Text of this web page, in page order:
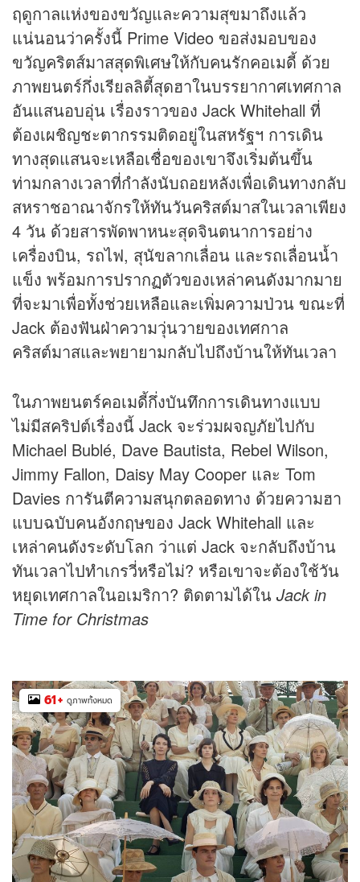
ฤดูกาลแห่งของขวัญและความสุขมาถึงแล้ว
แน่นอนว่าครั้งนี้ Prime Video ขอส่งมอบของ
ขวัญคริตส์มาสสุดพิเศษให้กับคนรักคอเมดี้ ด้วย
ภาพยนตร์กึ่งเรียลลิตี้สุดฮาในบรรยากาศเทศกาล
อันแสนอบอุ่น เรื่องราวของ Jack Whitehall ที่
ต้องเผชิญชะตากรรมติดอยู่ในสหรัฐฯ การเดิน
ทางสุดแสนจะเหลือเชื่อของเขาจึงเริ่มต้นขึ้น
ท่ามกลางเวลาที่กำลังนับถอยหลังเพื่อเดินทางกลับ
สหราชอาณาจักรให้ทันวันคริสต์มาสในเวลาเพียง
4 วัน ด้วยสารพัดพาหนะสุดจินตนาการอย่าง
เครื่องบิน, รถไฟ, สุนัขลากเลื่อน และรถเลื่อนน้ำ
แข็ง พร้อมการปรากฏตัวของเหล่าคนดังมากมาย
ที่จะมาเพื่อทั้งช่วยเหลือและเพิ่มความป่วน ขณะที่
Jack ต้องฟันฝ่าความวุ่นวายของเทศกาล
คริสต์มาสและพยายามกลับไปถึงบ้านให้ทันเวลา
ในภาพยนตร์คอเมดี้กึ่งบันทึกการเดินทางแบบ
ไม่มีสคริปต์เรื่องนี้ Jack จะร่วมผจญภัยไปกับ
Michael Bublé, Dave Bautista, Rebel Wilson,
Jimmy Fallon, Daisy May Cooper และ Tom
Davies การันตีความสนุกตลอดทาง ด้วยความฮา
แบบฉบับคนอังกฤษของ Jack Whitehall และ
เหล่าคนดังระดับโลก ว่าแต่ Jack จะกลับถึงบ้าน
ทันเวลาไปทำเกรวี่หรือไม่? หรือเขาจะต้องใช้วัน
หยุดเทศกาลในอเมริกา? ติดตามได้ใน Jack in
Time for Christmas
61+ ดูภาพทั้งหมด